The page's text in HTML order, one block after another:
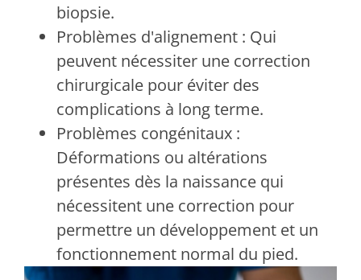
biopsie.
Problèmes d'alignement : Qui
peuvent nécessiter une correction
chirurgicale pour éviter des
complications à long terme.
Problèmes congénitaux :
Déformations ou altérations
présentes dès la naissance qui
nécessitent une correction pour
permettre un développement et un
fonctionnement normal du pied.